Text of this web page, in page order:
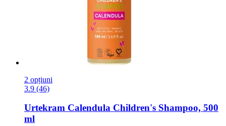
2 opțiuni
3.9 (46)
Urtekram Calendula Children's Shampoo, 500
ml